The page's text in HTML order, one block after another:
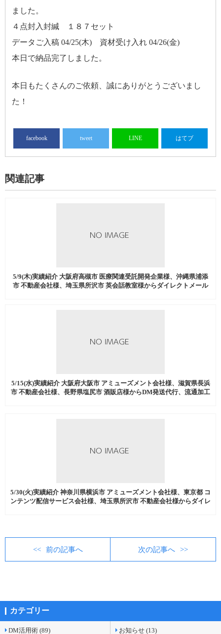
ました。
４点封入封緘 １８７セット
データご入稿 04/25(木) 資材受け入れ 04/26(金)
本日で納品完了しました。
本日もたくさんのご依頼、誠にありがとうございまし
た！
facebook tweet LINE はてブ
関連記事
5/9(木)実績紹介 大阪府高槻市 医療関連受託開発企業様、沖縄県浦添
市 不動産会社様、埼玉県所沢市 英会話教室様からダイレクトメール
5/15(水)実績紹介 大阪府大阪市 アミューズメント会社様、滋賀県長浜
市 不動産会社様、長野県塩尻市 酒販店様からDM発送代行、流通加工
5/30(火)実績紹介 神奈川県横浜市 アミューズメント会社様、東京都 コ
ンテンツ配信サービス会社様、埼玉県所沢市 不動産会社様からダイレ
前の記事へ 次の記事へ
カテゴリー
DM活用術 (89) お知らせ (13)